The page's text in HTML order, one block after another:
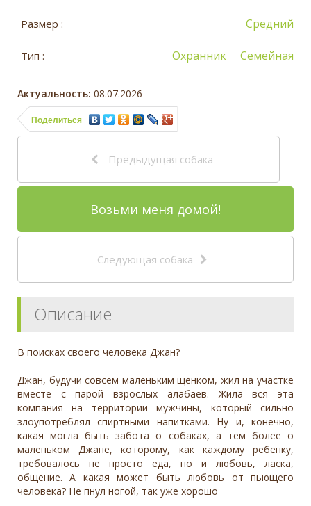
Размер : Средний
Тип : Семейная
Охранник
Актуальность: 08.07.2026
Поделиться
Предыдущая собака
Возьми меня домой!
Следующая собака
Описание
В поисках своего человека Джан?
Джан, будучи совсем маленьким щенком, жил на участке
вместе с парой взрослых алабаев. Жила вся эта
компания на территории мужчины, который сильно
злоупотреблял спиртными напитками. Ну и, конечно,
какая могла быть забота о собаках, а тем более о
маленьком Джане, которому, как каждому ребенку,
требовалось не просто еда, но и любовь, ласка,
общение. А какая может быть любовь от пьющего
человека? Не пнул ногой, так уже хорошо